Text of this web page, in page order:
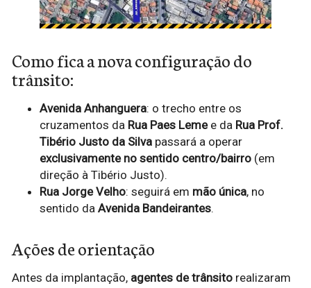
Como fica a nova configuração do
trânsito:
Avenida Anhanguera: o trecho entre os
cruzamentos da Rua Paes Lemee da Rua Prof.
Tibério Justo da Silva passará a operar
exclusivamente no sentido centro/bairro (em
direção à Tibério Justo).
Rua Jorge Velho: seguirá em mão única, no
sentido da Avenida Bandeirantes.
Ações de orientação
Antes da implantação, agentes de trânsito realizaram